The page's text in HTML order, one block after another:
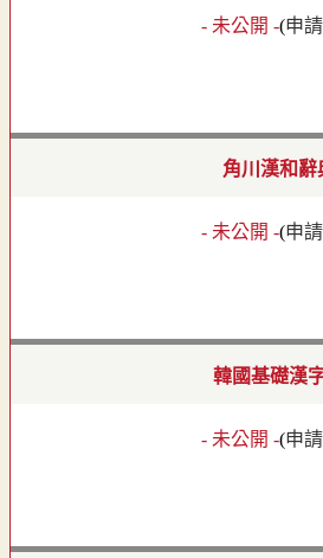
- 未公開 -(申請
角川漢和辭
- 未公開 -(申請
韓國基礎漢
- 未公開 -(申請